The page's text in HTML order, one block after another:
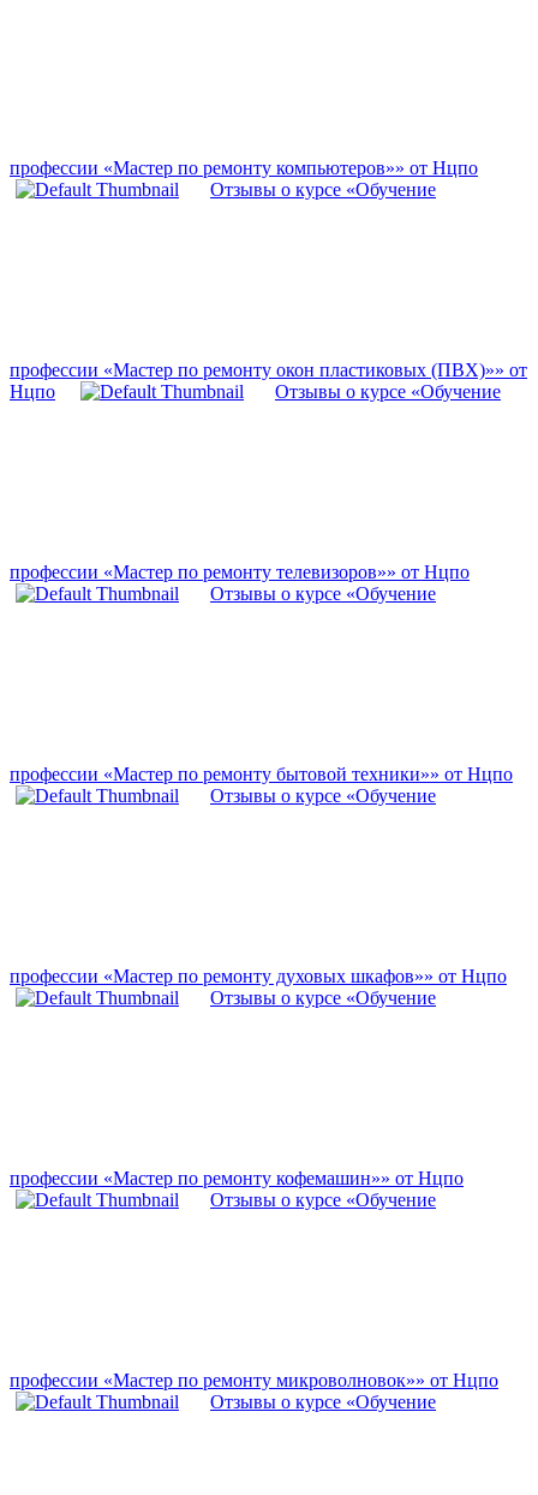
профессии «Мастер по ремонту компьютеров»» от Нцпо
Отзывы о курсе «Обучение
профессии «Мастер по ремонту окон пластиковых (ПВХ)»» от
Нцпо
Отзывы о курсе «Обучение
профессии «Мастер по ремонту телевизоров»» от Нцпо
Отзывы о курсе «Обучение
профессии «Мастер по ремонту бытовой техники»» от Нцпо
Отзывы о курсе «Обучение
профессии «Мастер по ремонту духовых шкафов»» от Нцпо
Отзывы о курсе «Обучение
профессии «Мастер по ремонту кофемашин»» от Нцпо
Отзывы о курсе «Обучение
профессии «Мастер по ремонту микроволновок»» от Нцпо
Отзывы о курсе «Обучение